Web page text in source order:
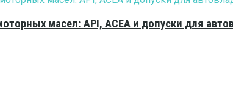
масел: API, ACEA и допуски для